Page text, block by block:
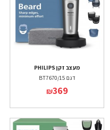
מעצב זקן PHILIPS
דגם BT7670/15
₪369